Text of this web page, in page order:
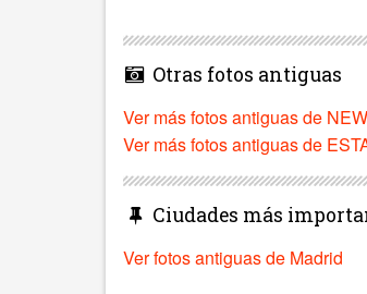
Otras fotos antiguas
Ver más fotos antiguas de
Ver más fotos antiguas de
Ciudades más
Ver fotos antiguas de Madrid